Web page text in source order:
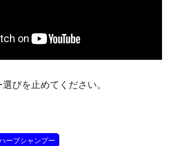
びを止めてください。
ーブシャンプー